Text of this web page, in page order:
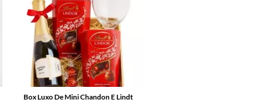
Box Luxo De Mini Chandon E Lindt